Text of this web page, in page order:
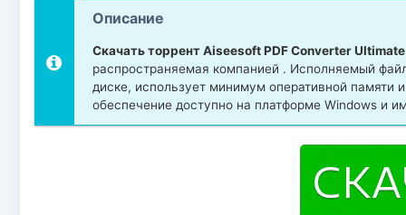
Описание
Скачать торрент Aiseesoft PDF Converter Ultimate
распространяемая компанией . Исполняемый
диске, использует минимум оперативной
обеспечение доступно на платформе Windows и